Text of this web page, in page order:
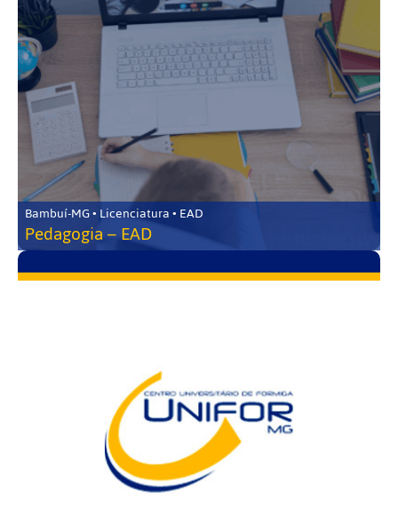
Bambuí-MG • Licenciatura • EAD
Pedagogia – EAD